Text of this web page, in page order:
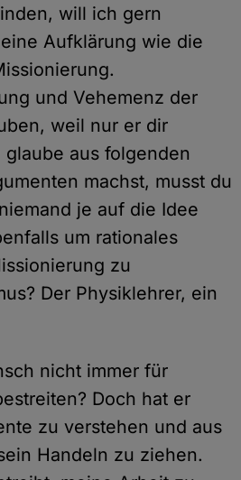
will ich gern
Aufklärung wie die
und Vehemenz der
weil nur er dir
aus folgenden
machst, musst du
je auf die Idee
um rationales
zu
Der Physiklehrer, ein
nicht immer für
Doch hat er
zu verstehen und aus
Handeln zu ziehen.